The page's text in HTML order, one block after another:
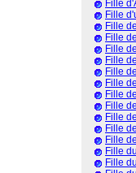
Fille
Fille
Fille
Fille
Fille
Fille
Fille
Fille
Fille
Fille
Fille
Fille
Fille
Fille
Fille